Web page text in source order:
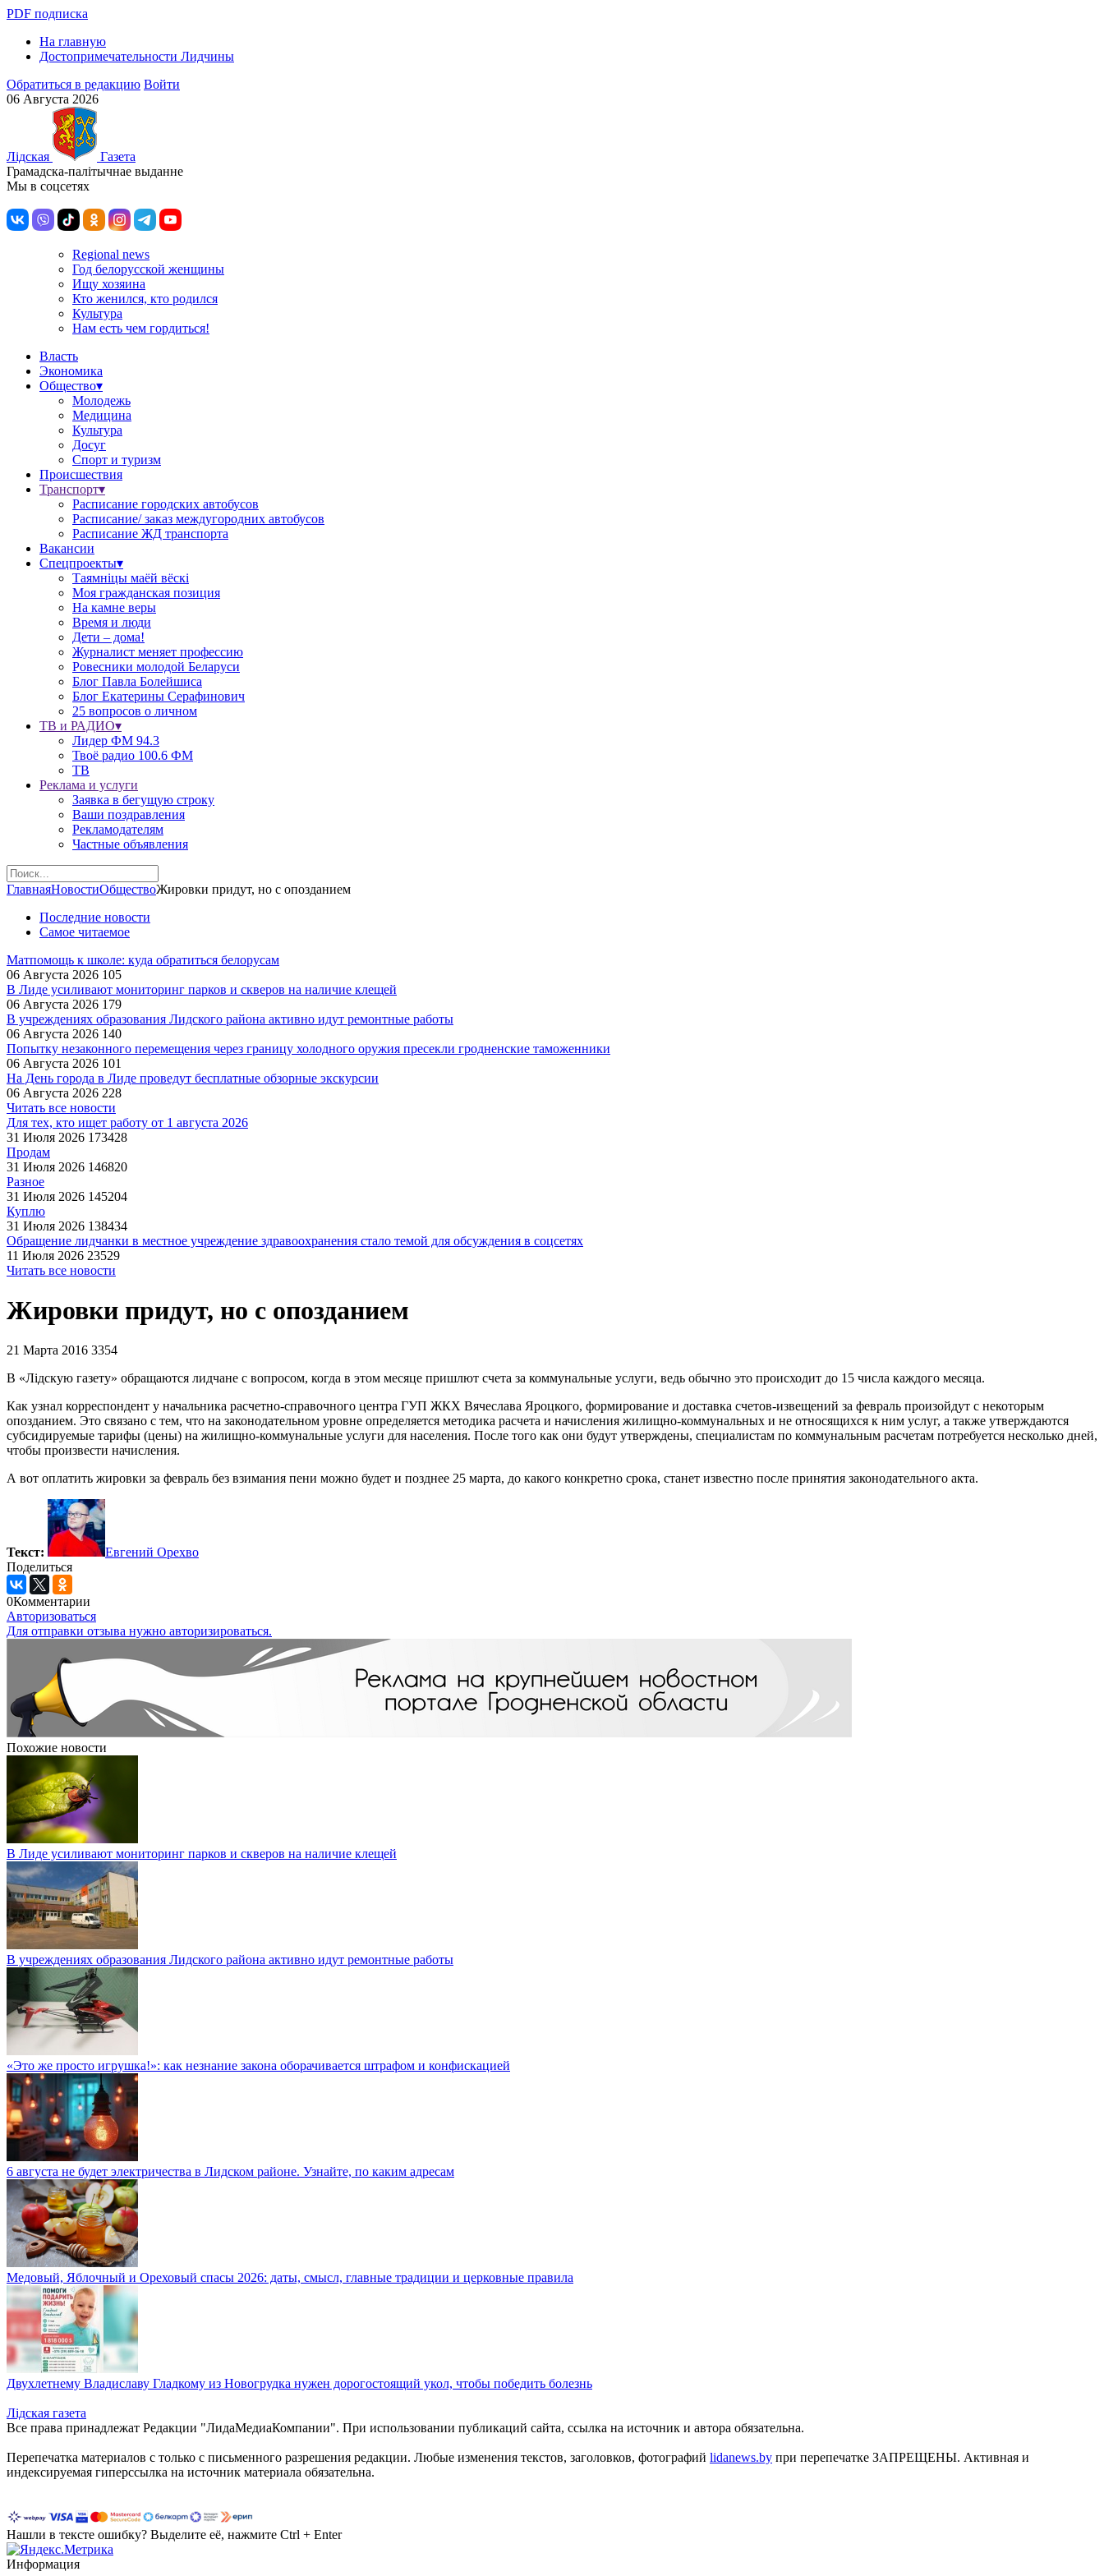
PDF подписка
На главную
Достопримечательности Лидчины
Обратиться в редакцию Войти
06 Августа 2026
Лiдская
Газета
Грамадска-палiтычнае выданне
Мы в соцсетях
Regional news
Год белорусской женщины
Ищу хозяина
Кто женился, кто родился
Культура
Нам есть чем гордиться!
Власть
Экономика
Общество▾
Молодежь
Медицина
Культура
Досуг
Спорт и туризм
Происшествия
Транспорт▾
Расписание городских автобусов
Расписание/ заказ междугородних автобусов
Расписание ЖД транспорта
Вакансии
Спецпроекты▾
Таямніцы маёй вёскі
Моя гражданская позиция
На камне веры
Время и люди
Дети – дома!
Журналист меняет профессию
Ровесники молодой Беларуси
Блог Павла Болейшиса
Блог Екатерины Серафинович
25 вопросов о личном
ТВ и РАДИО▾
Лидер ФМ 94.3
Твоё радио 100.6 ФМ
ТВ
Реклама и услуги
Заявка в бегущую строку
Ваши поздравления
Рекламодателям
Частные объявления
ГлавнаяНовостиОбществоЖировки придут, но с опозданием
Последние новости
Самое читаемое
Матпомощь к школе: куда обратиться белорусам
06 Августа 2026 105
В Лиде усиливают мониторинг парков и скверов на наличие клещей
06 Августа 2026 179
В учреждениях образования Лидского района активно идут ремонтные работы
06 Августа 2026 140
Попытку незаконного перемещения через границу холодного оружия пресекли гродненские таможенники
06 Августа 2026 101
На День города в Лиде проведут бесплатные обзорные экскурсии
06 Августа 2026 228
Читать все новости
Для тех, кто ищет работу от 1 августа 2026
31 Июля 2026 173428
Продам
31 Июля 2026 146820
Разное
31 Июля 2026 145204
Куплю
31 Июля 2026 138434
Обращение лидчанки в местное учреждение здравоохранения стало темой для обсуждения в соцсетях
11 Июля 2026 23529
Читать все новости
Жировки придут, но с опозданием
21 Марта 2016 3354
В «Лiдскую газету» обращаются лидчане с вопросом, когда в этом месяце пришлют счета за коммунальные услуги, ведь обычно это происходит до 15 числа каждого месяца.
Как узнал корреспондент у начальника расчетно-справочного центра ГУП ЖКХ Вячеслава Яроцкого, формирование и доставка счетов-извещений за февраль произойдут с некоторым
опозданием. Это связано с тем, что на законодательном уровне определяется методика расчета и начисления жилищно-коммунальных и не относящихся к ним услуг, а также утверждаются
субсидируемые тарифы (цены) на жилищно-коммунальные услуги для населения. После того как они будут утверждены, специалистам по коммунальным расчетам потребуется несколько дней,
чтобы произвести начисления.
А вот оплатить жировки за февраль без взимания пени можно будет и позднее 25 марта, до какого конкретно срока, станет известно после принятия законодательного акта.
Текст:
Евгений Орехво
Поделиться
0Комментарии
Авторизоваться
Для отправки отзыва нужно авторизироваться.
Похожие новости
В Лиде усиливают мониторинг парков и скверов на наличие клещей
В учреждениях образования Лидского района активно идут ремонтные работы
«Это же просто игрушка!»: как незнание закона оборачивается штрафом и конфискацией
6 августа не будет электричества в Лидском районе. Узнайте, по каким адресам
Медовый, Яблочный и Ореховый спасы 2026: даты, смысл, главные традиции и церковные правила
Двухлетнему Владиславу Гладкому из Новогрудка нужен дорогостоящий укол, чтобы победить болезнь
Лiдская газета
Все права принадлежат Редакции "ЛидаМедиаКомпании". При использовании публикаций сайта, ссылка на источник и автора обязательна.
Перепечатка материалов c только с письменного разрешения редакции. Любые изменения текстов, заголовков, фотографий lidanews.by при перепечатке ЗАПРЕЩЕНЫ. Активная и
индексируемая гиперссылка на источник материала обязательна.
Нашли в тексте ошибку? Выделите её, нажмите Ctrl + Enter
Информация